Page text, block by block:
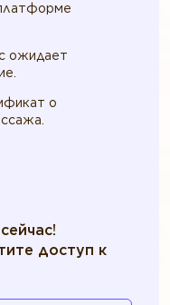
ожидает
о
доступ к